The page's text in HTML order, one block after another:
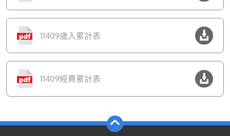
11409歲入累計表
11409經費累計表